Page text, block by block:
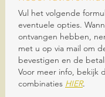
Vul het volgende
eventuele opties.
ontvangen hebben,
met u op via mail om
bevestigen en de
Voor meer info, bekijk
combinaties HIER.